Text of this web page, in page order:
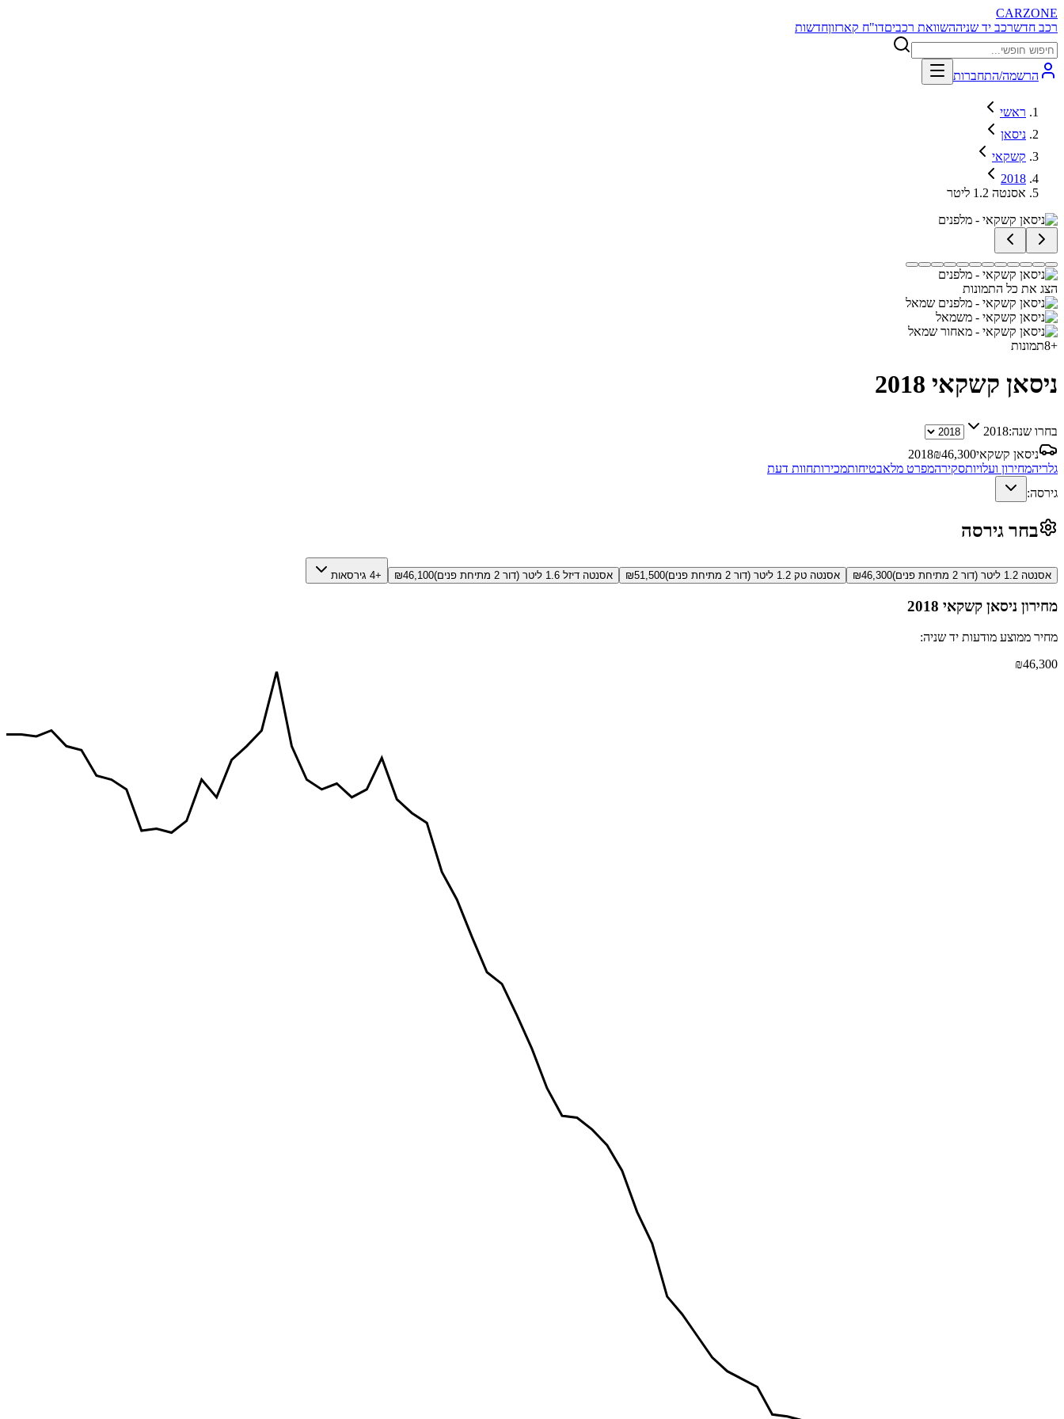
CARZONE
רכב חדשרכב יד שניההשוואת רכביםדו"ח קארזוןחדשות
הרשמה/התחברות
ראשי
ניסאן
קשקאי
2018
אסנטה 1.2 ליטר
הצג את כל התמונות
+
8תמונות
ניסאן קשקאי 2018
בחרו שנה:2018
ניסאן קשקאי
2018₪46,300
גלריהמחירון ועלויותסקירהמפרט מלאבטיחותמכירותחוות דעת
גירסה:
בחר גירסה
אסנטה 1.2 ליטר (דור 2 מתיחת פנים) ₪46,300 אסנטה טק 1.2 ליטר (דור 2 מתיחת פנים) ₪51,500 אסנטה דיזל 1.6 ליטר (דור 2 מתיחת פנים) ₪46,100 +4 גירסאות
מחירון ניסאן קשקאי 2018
מחיר ממוצע מודעות יד שניה:
₪46,300